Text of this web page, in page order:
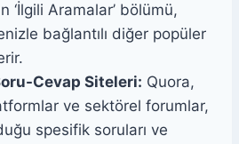
‘İlgili Aramalar’ bölümü,
bağlantılı diğer popüler
Cevap Siteleri: Quora,
ve sektörel forumlar,
spesifik soruları ve